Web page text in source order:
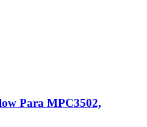
Para MPC3502,